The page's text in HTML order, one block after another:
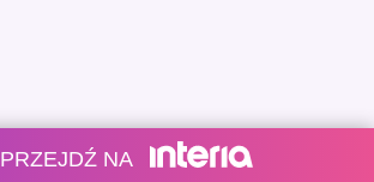
PRZEJDŹ NA